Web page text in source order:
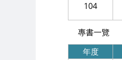
104
專書一覽
年度